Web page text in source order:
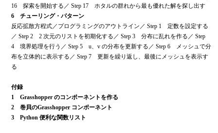
16 探索を開始する／ Step 17 ホタルの群れから最も優れた解を探し出す
6 チューリング・パターン
反応拡散方程式／プログラミングのアウトライン／ Step 1 定数を設定する
／ Step 2 2 次元のリストを初期化する／ Step 3 分布に乱れを作る／ Step
4 境界処理を行う／ Step 5 u、v の分布を更新する／ Step 6 メッシュで分
布を立体的に表示する／ Step 7 更新を繰り返し、最後にメッシュを表示す
る
付録
1 Grasshopper のコンポーネントを作る
2 巻貝のGrasshopper コンポーネント
3 Python 便利な関数リスト